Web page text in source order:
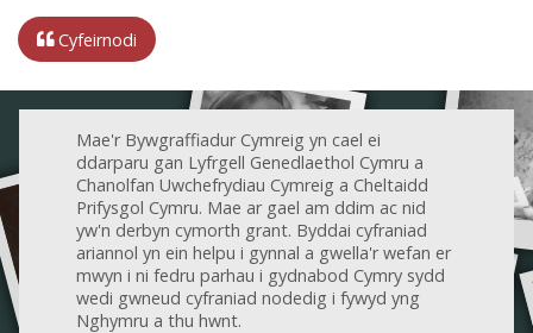
Cyfeirnodi
Mae'r Bywgraffiadur Cymreig yn cael ei
ddarparu gan Lyfrgell Genedlaethol Cymru a
Chanolfan Uwchefrydiau Cymreig a Cheltaidd
Prifysgol Cymru. Mae ar gael am ddim ac nid
yw'n derbyn cymorth grant. Byddai cyfraniad
ariannol yn ein helpu i gynnal a gwella'r wefan er
mwyn i ni fedru parhau i gydnabod Cymry sydd
wedi gwneud cyfraniad nodedig i fywyd yng
Nghymru a thu hwnt.